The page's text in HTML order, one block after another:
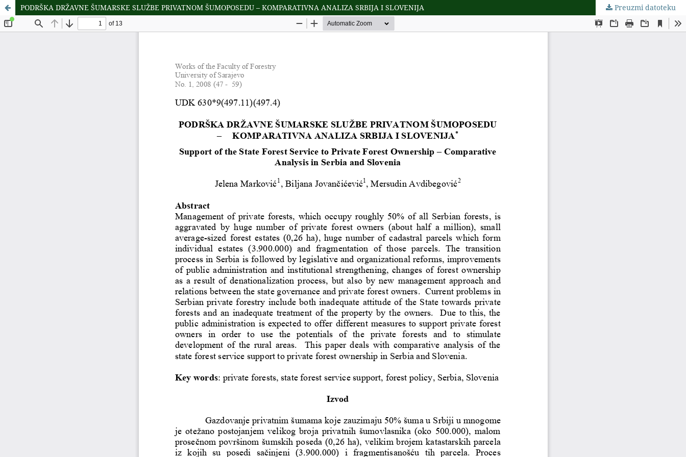
PODRŠKA DRŽAVNE ŠUMARSKE SLUŽBE PRIVATNOM ŠUMOPOSEDU – KOMPARATIVNA ANALIZA SRBIJA I SLOVENIJA Preuzmi datoteku